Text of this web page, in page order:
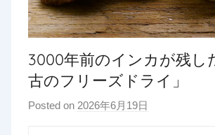
3000年前のインカが残し
古のフリーズドライ」
Posted on 2026年6月19日